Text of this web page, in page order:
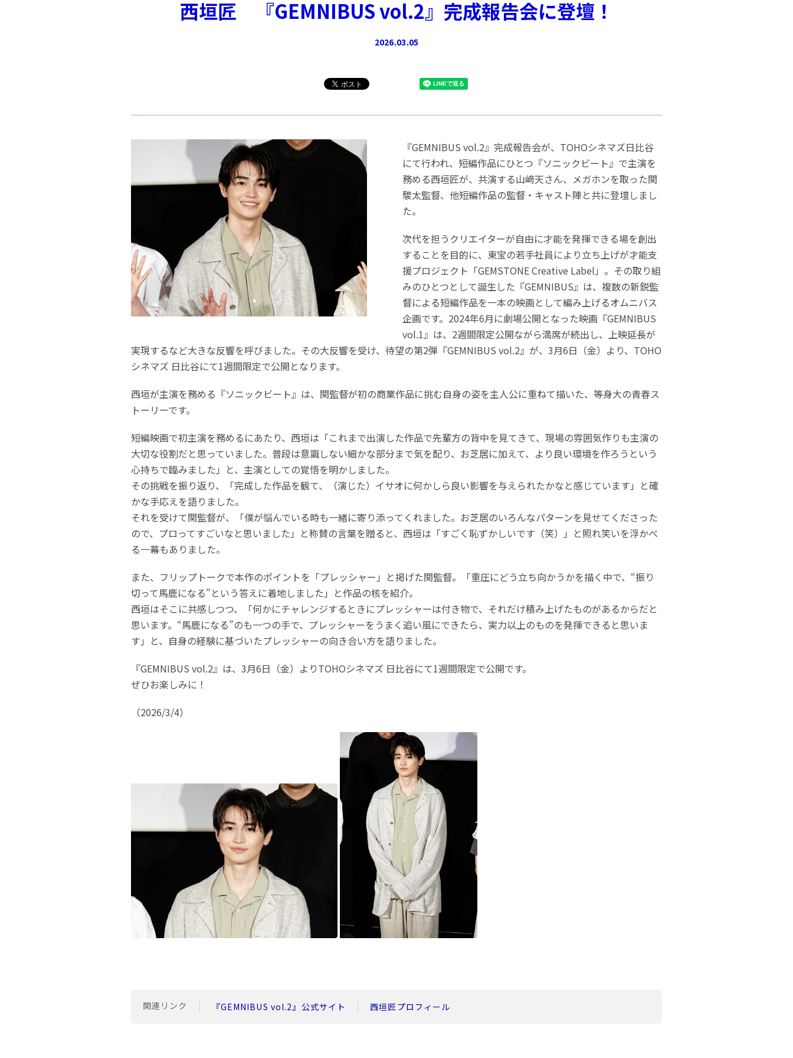
西垣匠 『GEMNIBUS vol.2』完成報告会に登壇！
2026.03.05
『GEMNIBUS vol.2』完成報告会が、TOHOシネマズ日比谷
にて行われ、短編作品にひとつ『ソニックビート』で主演を
務める西垣匠が、共演する山﨑天さん、メガホンを取った関
駿太監督、他短編作品の監督・キャスト陣と共に登壇しまし
た。
次代を担うクリエイターが自由に才能を発揮できる場を創出
することを目的に、東宝の若手社員により立ち上げが才能支
援プロジェクト「GEMSTONE Creative Label」。その取り組
みのひとつとして誕生した『GEMNIBUS』は、複数の新鋭監
督による短編作品を一本の映画として編み上げるオムニバス
企画です。2024年6月に劇場公開となった映画『GEMNIBUS
vol.1』は、2週間限定公開ながら満席が続出し、上映延長が
実現するなど大きな反響を呼びました。その大反響を受け、待望の第2弾『GEMNIBUS vol.2』が、3月6日（金）より、TOHO
シネマズ 日比谷にて1週間限定で公開となります。
西垣が主演を務める『ソニックビート』は、関監督が初の商業作品に挑む自身の姿を主人公に重ねて描いた、等身大の青春ス
トーリーです。
短編映画で初主演を務めるにあたり、西垣は「これまで出演した作品で先輩方の背中を見てきて、現場の雰囲気作りも主演の
大切な役割だと思っていました。普段は意識しない細かな部分まで気を配り、お芝居に加えて、より良い環境を作ろうという
心持ちで臨みました」と、主演としての覚悟を明かしました。
その挑戦を振り返り、「完成した作品を観て、（演じた）イサオに何かしら良い影響を与えられたかなと感じています」と確
かな手応えを語りました。
それを受けて関監督が、「僕が悩んでいる時も一緒に寄り添ってくれました。お芝居のいろんなパターンを見せてくださった
ので、プロってすごいなと思いました」と称賛の言葉を贈ると、西垣は「すごく恥ずかしいです（笑）」と照れ笑いを浮かべ
る一幕もありました。
また、フリップトークで本作のポイントを「プレッシャー」と掲げた関監督。「重圧にどう立ち向かうかを描く中で、“振り
切って馬鹿になる”という答えに着地しました」と作品の核を紹介。
西垣はそこに共感しつつ、「何かにチャレンジするときにプレッシャーは付き物で、それだけ積み上げたものがあるからだと
思います。“馬鹿になる”のも一つの手で、プレッシャーをうまく追い風にできたら、実力以上のものを発揮できると思いま
す」と、自身の経験に基づいたプレッシャーの向き合い方を語りました。
『GEMNIBUS vol.2』は、3月6日（金）よりTOHOシネマズ 日比谷にて1週間限定で公開です。
ぜひお楽しみに！
（2026/3/4）
関連リンク 『GEMNIBUS vol.2』公式サイト 西垣匠プロフィール